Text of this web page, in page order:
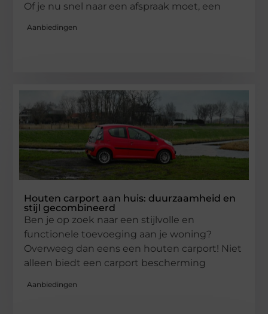
Of je nu snel naar een afspraak moet, een
Aanbiedingen
Houten carport aan huis: duurzaamheid en
stijl gecombineerd
Ben je op zoek naar een stijlvolle en
functionele toevoeging aan je woning?
Overweeg dan eens een houten carport! Niet
alleen biedt een carport bescherming
Aanbiedingen